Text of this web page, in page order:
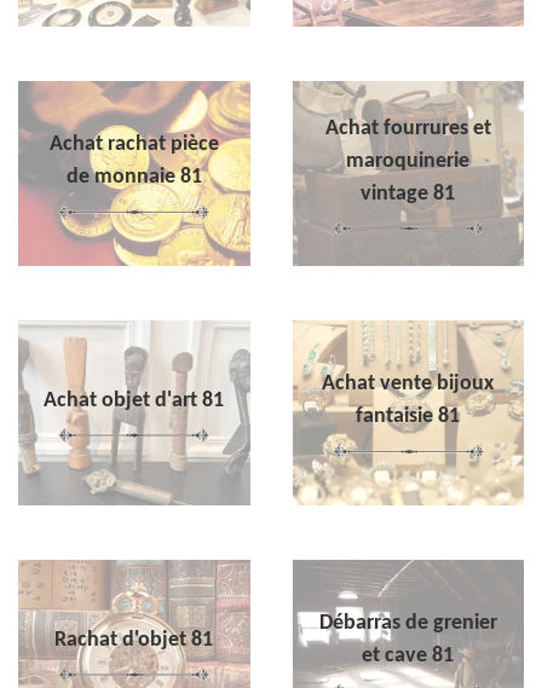
Achat rachat pièce
de monnaie 81
Achat fourrures et
maroquinerie
vintage 81
Achat objet d'art 81
Achat vente bijoux
fantaisie 81
Rachat d'objet 81
Débarras de grenier
et cave 81